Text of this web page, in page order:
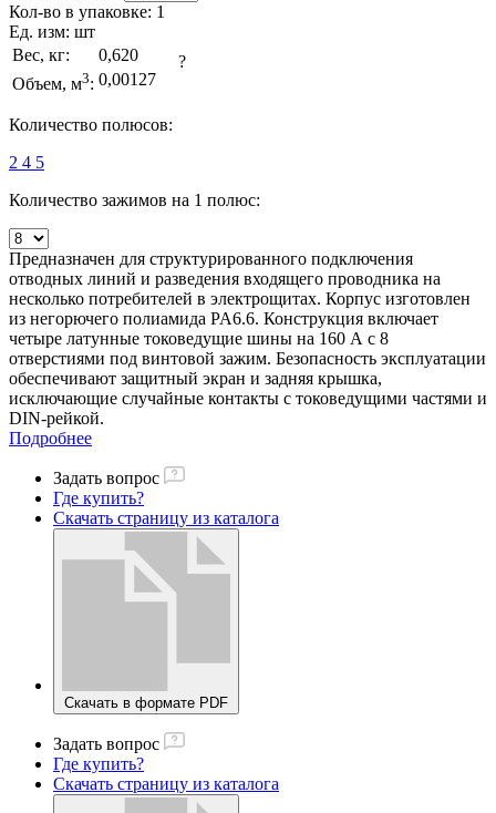
Кол-во в упаковке: 1
Ед. изм: шт
Вес, кг:
0,620
Объем, м3: 0,00127
?
Количество полюсов:
2 4 5
Количество зажимов на 1 полюс:
Предназначен для структурированного подключения
отводных линий и разведения входящего проводника на
несколько потребителей в электрощитах. Корпус изготовлен
из негорючего полиамида PA6.6. Конструкция включает
четыре латунные токоведущие шины на 160 А с 8
отверстиями под винтовой зажим. Безопасность эксплуатации
обеспечивают защитный экран и задняя крышка,
исключающие случайные контакты с токоведущими частями и
DIN-рейкой.
Подробнее
Задать вопрос
Где купить?
Скачать страницу из каталога
Скачать в формате PDF
Задать вопрос
Где купить?
Скачать страницу из каталога